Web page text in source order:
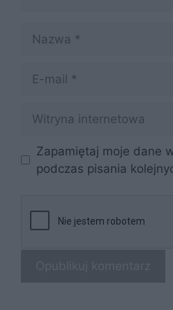
mail
internetowa
Zapamiętaj moje dane
podczas pisania